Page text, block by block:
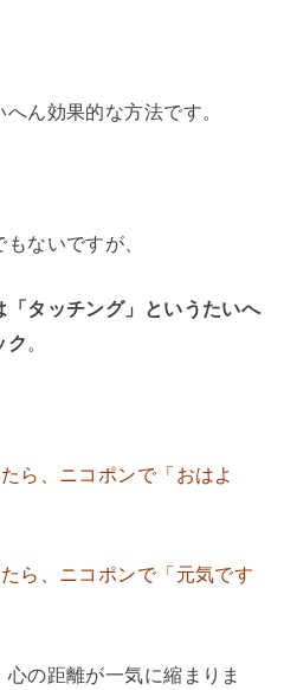
ん効果的な方法です。
ないですが、
タッチング」というたいへ
ク 。
ら、ニコポンで「おはよ
ら、ニコポンで「元気です
の距離が一気に縮まりま